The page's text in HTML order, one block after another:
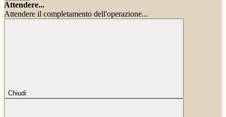
Attendere...
Attendere il completamento dell'operazione...
Chiudi